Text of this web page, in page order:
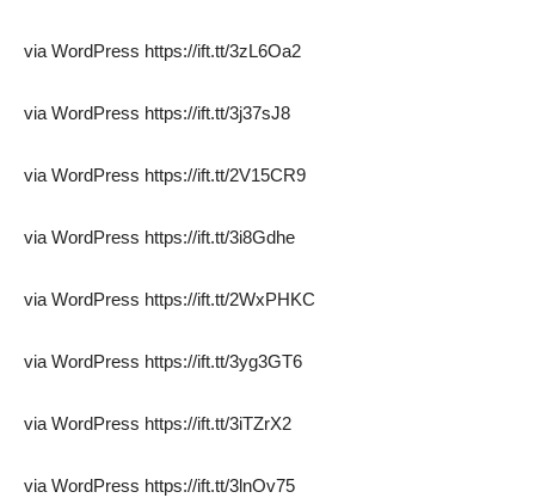
via WordPress https://ift.tt/3zL6Oa2
via WordPress https://ift.tt/3j37sJ8
via WordPress https://ift.tt/2V15CR9
via WordPress https://ift.tt/3i8Gdhe
via WordPress https://ift.tt/2WxPHKC
via WordPress https://ift.tt/3yg3GT6
via WordPress https://ift.tt/3iTZrX2
via WordPress https://ift.tt/3lnOv75